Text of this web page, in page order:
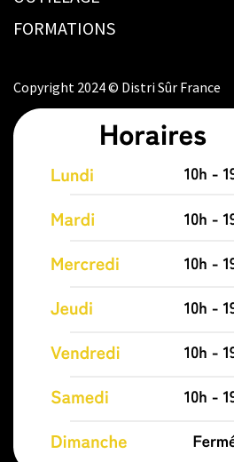
FORMATIONS
Copyright 2024 © Distri Sûr France